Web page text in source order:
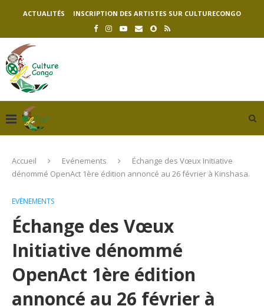
ACTUALITÉS INSCRIPTION DES ARTISTES SUR CULTURECONGO
Accueil Evénements
Échange des Vœux Initiative
dénommé OpenAct 1ère édition annoncé au 26 février à Kinshasa.
EVÉNEMENTS
Échange des Vœux
Initiative dénommé
OpenAct 1ère édition
annoncé au 26 février à